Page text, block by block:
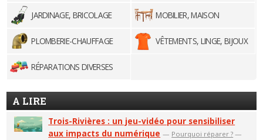
JARDINAGE, BRICOLAGE
MOBILIER, MAISON
PLOMBERIE-CHAUFFAGE VÊTEMENTS, LINGE, BIJOUX
RÉPARATIONS DIVERSES
A LIRE
Trois-Rivières : un jeu-vidéo pour sensibiliser
aux impacts du numérique — Pourquoi réparer ? —